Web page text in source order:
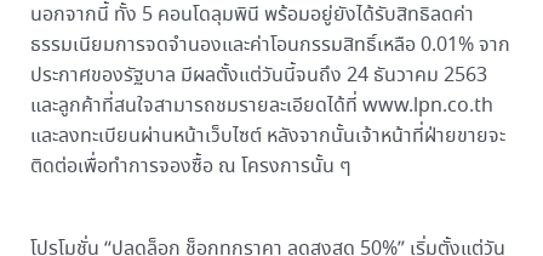
นอกจากนี้ ทั้ง 5 คอนโดลุมพินี พร้อมอยู่ยังได้รับสิทธิลดค่า
ธรรมเนียมการจดจำนองและค่าโอนกรรมสิทธิ์เหลือ 0.01% จาก
ประกาศของรัฐบาล มีผลตั้งแต่วันนี้จนถึง 24 ธันวาคม 2563
และลูกค้าที่สนใจสามารถชมรายละเอียดได้ที่ www.lpn.co.th
และลงทะเบียนผ่านหน้าเว็บไซต์ หลังจากนั้นเจ้าหน้าที่ฝ่ายขายจะ
ติดต่อเพื่อทำการจองซื้อ ณ โครงการนั้น ๆ
โปรโมชั่น “ปลดล็อก ช็อกทุกราคา ลดสูงสุด 50%” เริ่มตั้งแต่วัน